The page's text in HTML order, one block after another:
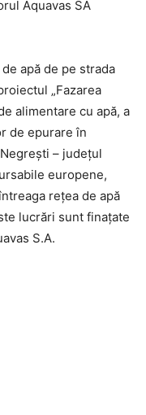
Aquavas SA
apă de pe strada
„Fazarea
alimentare cu apă, a
de epurare în
– județul
europene,
rețea de apă
lucrări sunt finațate
S.A.